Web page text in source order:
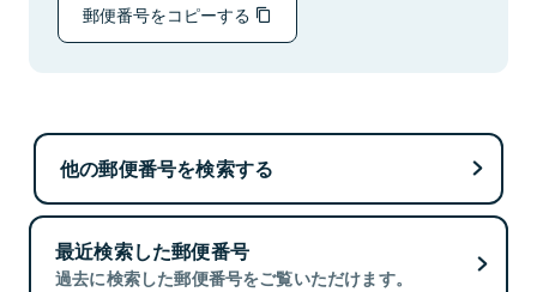
郵便番号をコピーする
他の郵便番号を検索する
最近検索した郵便番号
過去に検索した郵便番号をご覧いただけます。